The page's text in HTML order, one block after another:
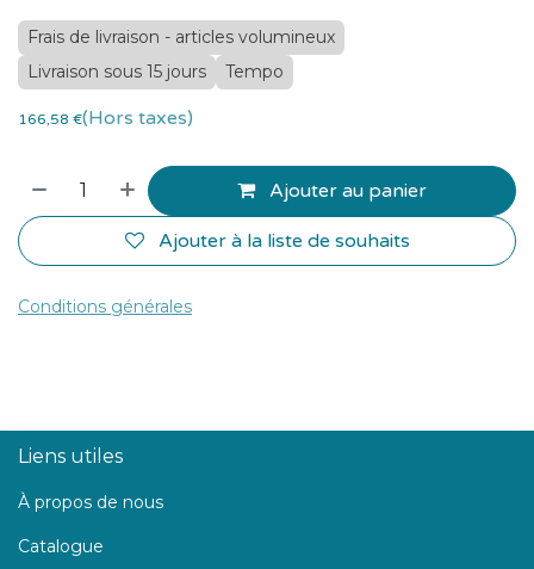
Frais de livraison - articles volumineux
Livraison sous 15 jours
Tempo
166,58 €(Hors taxes)
Ajouter au panier
Ajouter à la liste de souhaits
Conditions générales
Liens utiles
À propos de nous
Catalogue